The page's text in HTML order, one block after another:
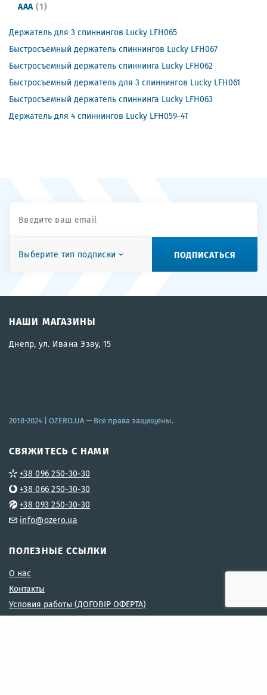
AAA(1)
Держатель для 3 спиннингов Lucky LFH065
Быстросъемный держатель спиннингов Lucky LFH067
Быстросъемный держатель спиннинга Lucky LFH062
Быстросъемный держатель для 3 спиннингов Lucky LFH061
Быстросъемный держатель спиннинга Lucky LFH063
Держатель для 4 спиннингов Lucky LFH059-4T
Выберите тип подписки ПОДПИСАТЬСЯ
НАШИ МАГАЗИНЫ
Днепр, ул. Ивана Эзау, 15
2018-2024 | OZERO.UA— Все права защищены.
СВЯЖИТЕСЬ С НАМИ
+38 096 250-30-30
+38 066 250-30-30
+38 093 250-30-30
info@ozero.ua
ПОЛЕЗНЫЕ ССЫЛКИ
О нас
Контакты
Условия работы (ДОГОВІР ОФЕРТА)